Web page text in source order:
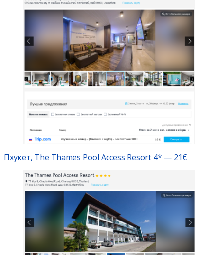
Пхукет, The Thames Pool Access Resort 4* — 21€